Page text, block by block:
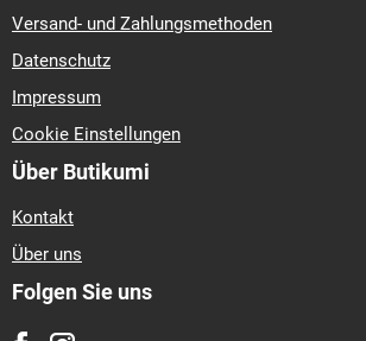
Versand- und Zahlungsmethoden
Datenschutz
Impressum
Cookie Einstellungen
Über Butikumi
Kontakt
Über uns
Folgen Sie uns